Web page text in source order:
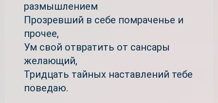
размышлением
Прозревший в себе помраченье и
прочее,
Ум свой отвратить от сансары
желающий,
Тридцать тайных наставлений тебе
поведаю.